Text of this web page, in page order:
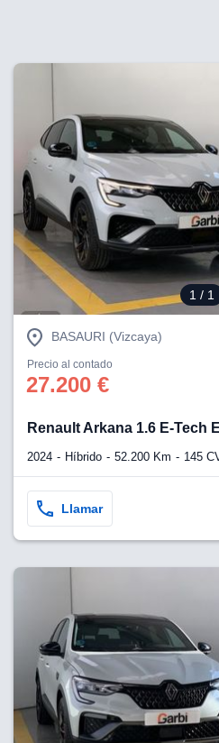
1 / 1
BASAURI (Vizcaya)
Precio al contado
27.200 €
Renault Arkana 1.6 E-Tech
2024 Híbrido 52.200 Km 145
Llamar